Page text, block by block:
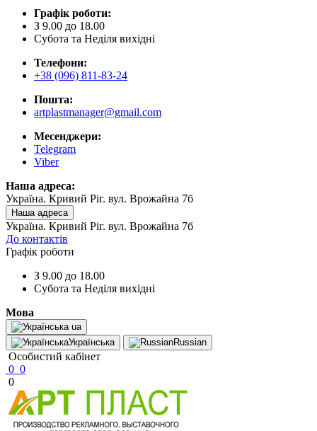
Графік роботи:
З 9.00 до 18.00
Субота та Неділя вихідні
Телефони:
+38 (096) 811-83-24
Пошта:
artplastmanager@gmail.com
Месенджери:
Telegram
Viber
Наша адреса:
Україна. Кривий Ріг. вул. Врожайна 7б
Наша адреса
Україна. Кривий Ріг. вул. Врожайна 7б
До контактів
Графік роботи
З 9.00 до 18.00
Субота та Неділя вихідні
Мова
ua
Українська
Russian
Особистий кабінет
0 0
0